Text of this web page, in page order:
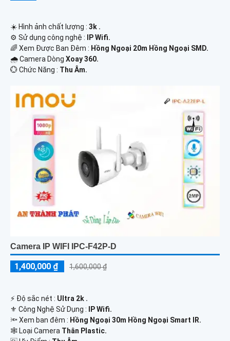
☀️ Hình ảnh chất lượng : 3k .
⚙ Sử dụng công nghệ :
IP Wifi.
🌈 Xem Được Ban Đêm : Hồng Ngoại 20m Hồng Ngoại SMD.
🌧️ Camera Dòng Xoay 360.
️💮 Chức Năng : Thu Âm.
Camera IP WIFI IPC-F42P-D
1,400,000 ₫ 1,600,000 ₫
️⚡ Độ sắc nét : Ultra 2k .
⚜️ Công Nghệ Sử Dụng : IP Wifi.
🔦 Xem ban đêm : Hồng Ngoại 30m Hồng Ngoại Smart IR.
🕸️ Loại Camera Thân Plastic.